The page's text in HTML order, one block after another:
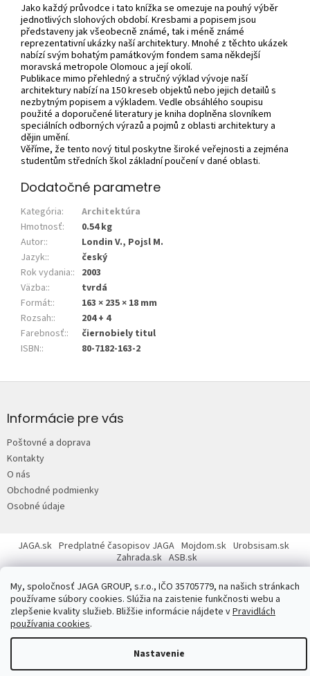
My, spoločnosť JAGA GROUP, s.r.o., IČO 35705779, na našich stránkach
používame súbory cookies. Slúžia na zaistenie funkčnosti webu a
zlepšenie kvality služieb. Bližšie informácie nájdete vPravidlách
používania cookies.
Nastavenie
Jako každý průvodce i tato knížka se omezuje na pouhý výběr
jednotlivých slohových období. Kresbami a popisem jsou
představeny jak všeobecně známé, tak i méně známé
reprezentativní ukázky naší architektury. Mnohé z těchto ukázek
nabízí svým bohatým památkovým fondem sama někdejší
moravská metropole Olomouc a její okolí.
Publikace mimo přehledný a stručný výklad vývoje naší
architektury nabízí na 150 kreseb objektů nebo jejich detailů s
nezbytným popisem a výkladem. Vedle obsáhlého soupisu
použité a doporučené literatury je kniha doplněna slovníkem
speciálních odborných výrazů a pojmů z oblasti architektury a
dějin umění.
Věříme, že tento nový titul poskytne široké veřejnosti a zejména
studentům středních škol základní poučení v dané oblasti.
Dodatočné parametre
Kategória:
Architektúra
Hmotnosť:
0.54 kg
Autor::
Londin V., Pojsl M.
Jazyk::
český
Rok vydania:: 2003
Väzba::
tvrdá
Formát::
163 × 235 × 18 mm
Rozsah::
204 + 4
Farebnosť::
čiernobiely titul
ISBN:: 80-7182-163-2
p
e
Informácie pre vás
Poštovné a doprava
Kontakty
O nás
Obchodné podmienky
Osobné údaje
JAGA.sk Predplatné časopisov JAGA Mojdom.sk Urobsisam.sk
Zahrada.sk ASB.sk
Copyright 2026JAGASTORE.sk. Všetky práva vyhradené.Upraviť
nastavenie cookies